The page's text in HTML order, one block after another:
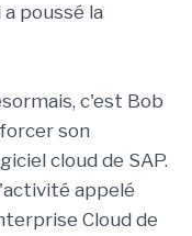
poussé la
c'est Bob
son
cloud de SAP.
appelé
Cloud de